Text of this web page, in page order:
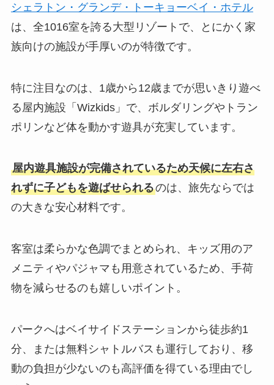
シェラトン・グランデ・トーキョーベイ・ホテル
は、全1016室を誇る大型リゾートで、とにかく家
族向けの施設が手厚いのが特徴です。
特に注目なのは、1歳から12歳までが思いきり遊べ
る屋内施設「Wizkids」で、ボルダリングやトラン
ポリンなど体を動かす遊具が充実しています。
屋内遊具施設が完備されているため天候に左右さ
れずに子どもを遊ばせられるのは、旅先ならでは
の大きな安心材料です。
客室は柔らかな色調でまとめられ、キッズ用のア
メニティやパジャマも用意されているため、手荷
物を減らせるのも嬉しいポイント。
パークへはベイサイドステーションから徒歩約1
分、または無料シャトルバスも運行しており、移
動の負担が少ないのも高評価を得ている理由でし